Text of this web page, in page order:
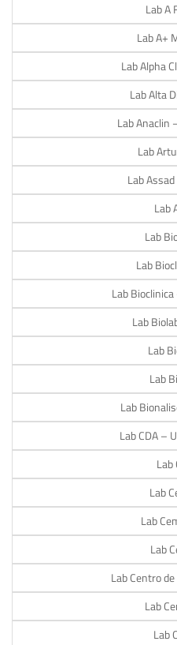
Lab A
Lab A+
Lab Alpha
Lab Alta
Lab Anaclin
Lab
Lab
Lab
Lab
Lab
Lab
Lab
Lab
Lab
Lab
Lab CDA –
Lab
Lab
Lab
Lab
Lab Centro
Lab
Lab